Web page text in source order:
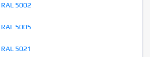
RAL 5002
RAL 5005
RAL 5021